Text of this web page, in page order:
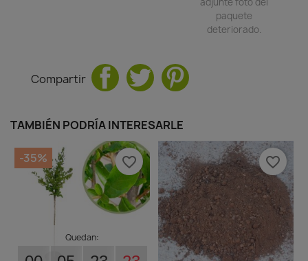
paquete
deteriorado.
Compartir
TAMBIÉN PODRÍA INTERESARLE
Quedan:
-35% favorite_border favorite_border